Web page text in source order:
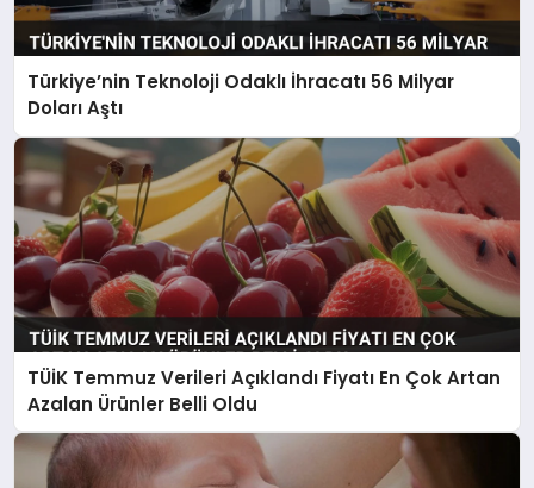
Türkiye’nin Teknoloji Odaklı İhracatı 56 Milyar
Doları Aştı
TÜİK Temmuz Verileri Açıklandı Fiyatı En Çok Artan
Azalan Ürünler Belli Oldu